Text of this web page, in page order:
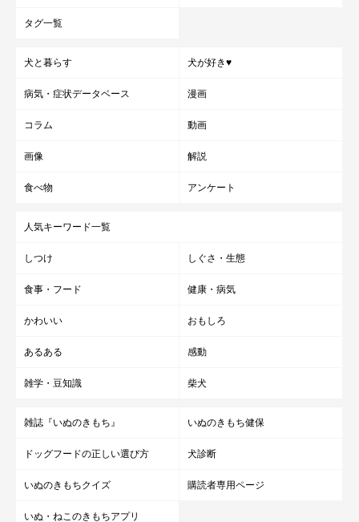
タグ一覧
犬と暮らす 犬が好き♥
病気・症状データベース 漫画
コラム 動画
画像 解説
食べ物 アンケート
人気キーワード一覧
しつけ しぐさ・生態
食事・フード 健康・病気
かわいい おもしろ
あるある 感動
雑学・豆知識 柴犬
雑誌『いぬのきもち』 いぬのきもち健保
ドッグフードの正しい選び方 犬診断
いぬのきもちクイズ 購読者専用ページ
いぬ・ねこのきもちアプリ